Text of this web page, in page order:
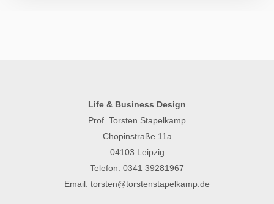
Life & Business Design
Prof. Torsten Stapelkamp
Chopinstraße 11a
04103 Leipzig
Telefon: 0341 39281967
Email: torsten@torstenstapelkamp.de